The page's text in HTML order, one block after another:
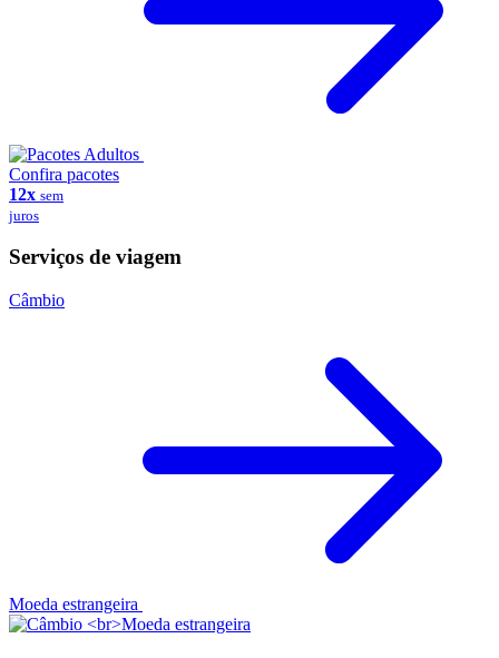
Confira pacotes
12x sem
juros
Serviços de viagem
Câmbio
Moeda estrangeira